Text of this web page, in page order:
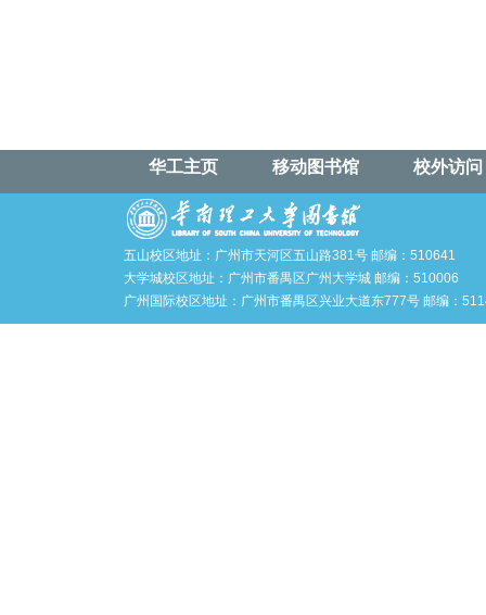
华工主页 移动图书馆 校外访问
五山校区地址：广州市天河区五山路381号 邮编：510641
大学城校区地址：广州市番禺区广州大学城 邮编：510006
广州国际校区地址：广州市番禺区兴业大道东777号 邮编：